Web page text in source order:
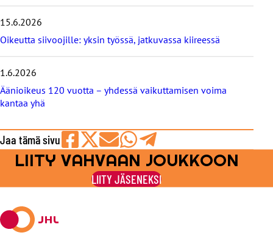
g
i15.6.2026
Oikeutta siivoojille: yksin työssä, jatkuvassa kiireessä
1.6.2026
Äänioikeus 120 vuotta – yhdessä vaikuttamisen voima
kantaa yhä
Jaa tämä sivu
Jaa
Facebookissa
Jaa
viestipalvelu
X:ssä
Jaa
sähköpostilla
Jaa
WhatsAppilla
Jaa
Telegramilla
LIITY VAHVAAN JOUKKOON
LIITY JÄSENEKSI